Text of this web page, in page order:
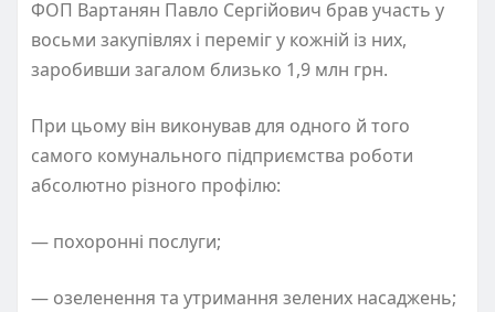
ФОП Вартанян Павло Сергійович брав участь у
восьми закупівлях і переміг у кожній із них,
заробивши загалом близько 1,9 млн грн.
При цьому він виконував для одного й того
самого комунального підприємства роботи
абсолютно різного профілю:
— похоронні послуги;
— озеленення та утримання зелених насаджень;